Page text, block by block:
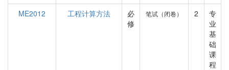
ME2012
工程计算方法
必
修
笔试（闭卷） 2
专
业
基
础
课
程